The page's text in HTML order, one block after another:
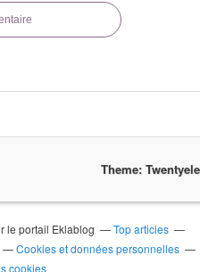
Theme:
le portail Eklablog
Top articles
Cookies et données personnelles
cookies